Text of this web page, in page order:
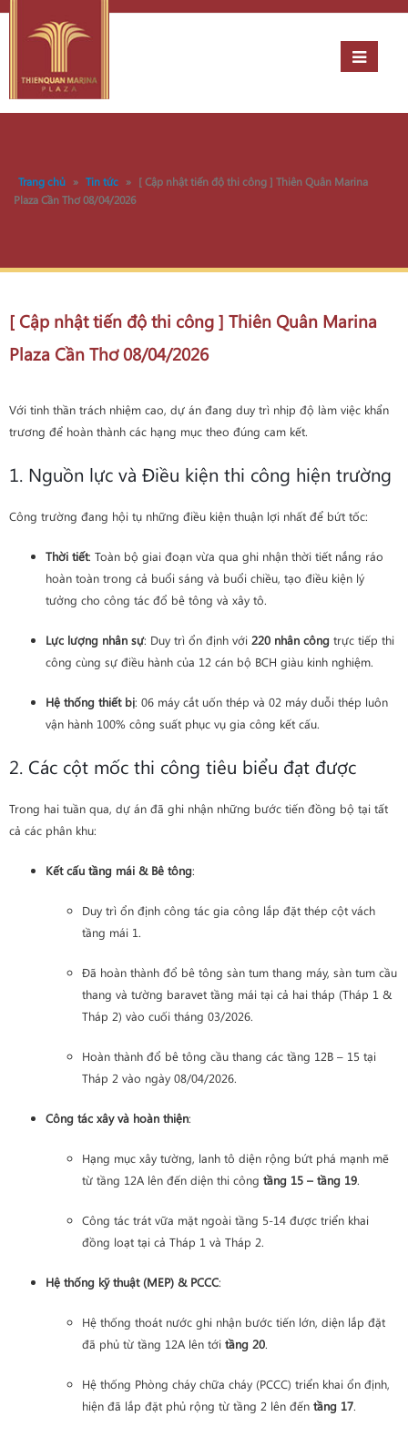
Trang chủ » Tin tức » [ Cập nhật tiến độ thi công ] Thiên Quân Marina
Plaza Cần Thơ 08/04/2026
[ Cập nhật tiến độ thi công ] Thiên Quân Marina
Plaza Cần Thơ 08/04/2026
Với tinh thần trách nhiệm cao, dự án đang duy trì nhịp độ làm việc khẩn
trương để hoàn thành các hạng mục theo đúng cam kết.
1. Nguồn lực và Điều kiện thi công hiện trường
Công trường đang hội tụ những điều kiện thuận lợi nhất để bứt tốc:
Thời tiết: Toàn bộ giai đoạn vừa qua ghi nhận thời tiết nắng ráo
hoàn toàn trong cả buổi sáng và buổi chiều, tạo điều kiện lý
tưởng cho công tác đổ bê tông và xây tô.
Lực lượng nhân sự: Duy trì ổn định với 220 nhân công trực tiếp thi
công cùng sự điều hành của 12 cán bộ BCH giàu kinh nghiệm.
Hệ thống thiết bị: 06 máy cắt uốn thép và 02 máy duỗi thép luôn
vận hành 100% công suất phục vụ gia công kết cấu.
2. Các cột mốc thi công tiêu biểu đạt được
Trong hai tuần qua, dự án đã ghi nhận những bước tiến đồng bộ tại tất
cả các phân khu:
Kết cấu tầng mái & Bê tông:
Duy trì ổn định công tác gia công lắp đặt thép cột vách
tầng mái 1.
Đã hoàn thành đổ bê tông sàn tum thang máy, sàn tum cầu
thang và tường baravet tầng mái tại cả hai tháp (Tháp 1 &
Tháp 2) vào cuối tháng 03/2026.
Hoàn thành đổ bê tông cầu thang các tầng 12B – 15 tại
Tháp 2 vào ngày 08/04/2026.
Công tác xây và hoàn thiện:
Hạng mục xây tường, lanh tô diện rộng bứt phá mạnh mẽ
từ tầng 12A lên đến diện thi công tầng 15 – tầng 19.
Công tác trát vữa mặt ngoài tầng 5-14 được triển khai
đồng loạt tại cả Tháp 1 và Tháp 2.
Hệ thống kỹ thuật (MEP) & PCCC:
Hệ thống thoát nước ghi nhận bước tiến lớn, diện lắp đặt
đã phủ từ tầng 12A lên tới tầng 20.
Hệ thống Phòng cháy chữa cháy (PCCC) triển khai ổn định,
hiện đã lắp đặt phủ rộng từ tầng 2 lên đến tầng 17.